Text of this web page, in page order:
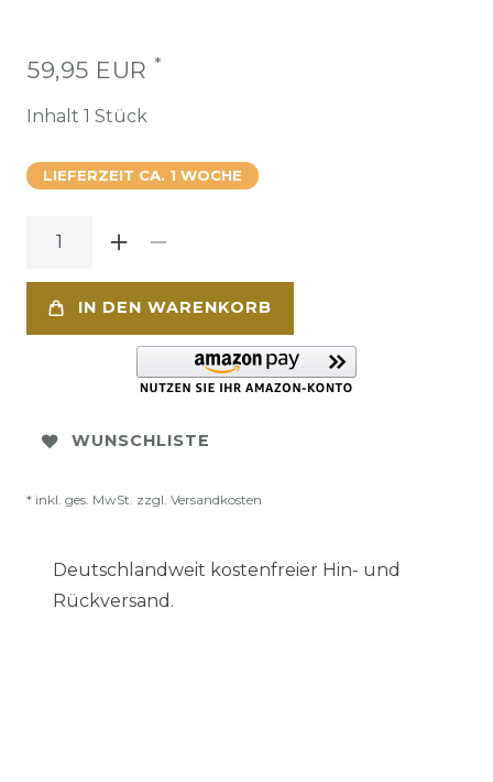
59,95 EUR *
Inhalt 1 Stück
LIEFERZEIT CA. 1 WOCHE
IN DEN WARENKORB
WUNSCHLISTE
* inkl. ges. MwSt. zzgl. Versandkosten
Deutschlandweit kostenfreier Hin- und
Rückversand.